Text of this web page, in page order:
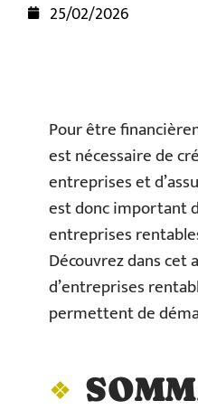
25/02/2026
Pour être
est nécessaire de
entreprises et
est donc important
entreprises
Découvrez dans cet
d’entreprises
permettent de